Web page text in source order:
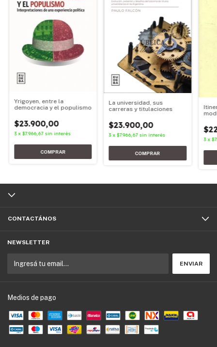
Yrigoyen, entre la
democracia y el populismo
$23.900,00
3 x $7.966,67 sin interés
La universidad, sus
carreras y titulaciones
$23.900,00
3 x$7.966,67 sin interés
3 x
CONTACTÁNOS
NEWSLETTER
Medios de pago